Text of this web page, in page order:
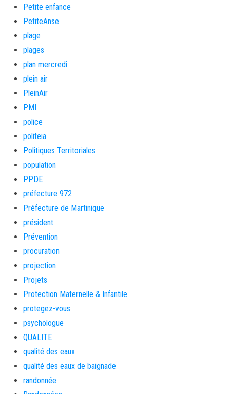
Petite enfance
PetiteAnse
plage
plages
plan mercredi
plein air
PleinAir
PMI
police
politeia
Politiques Territoriales
population
PPDE
préfecture 972
Préfecture de Martinique
président
Prévention
procuration
projection
Projets
Protection Maternelle & Infantile
protegez-vous
psychologue
QUALITE
qualité des eaux
qualité des eaux de baignade
randonnée